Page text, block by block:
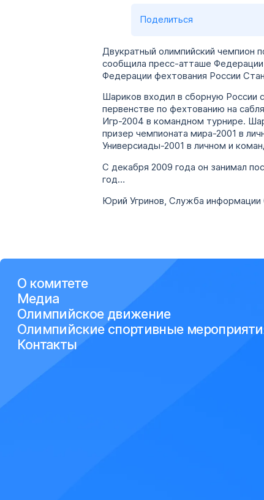
Поделиться
Двукратный олимпийский чемпион
сообщила пресс-атташе
Федерации фехтования России
Шариков входил в сборную России
первенстве по фехтованию на
Игр-2004 в командном турнире.
призер чемпионата мира-2001 в
Универсиады-2001 в личном и
С декабря 2009 года он занимал
год…
Юрий Угринов, Служба информации
О комитете
Медиа
Олимпийское движение
Олимпийские спортивные
Контакты